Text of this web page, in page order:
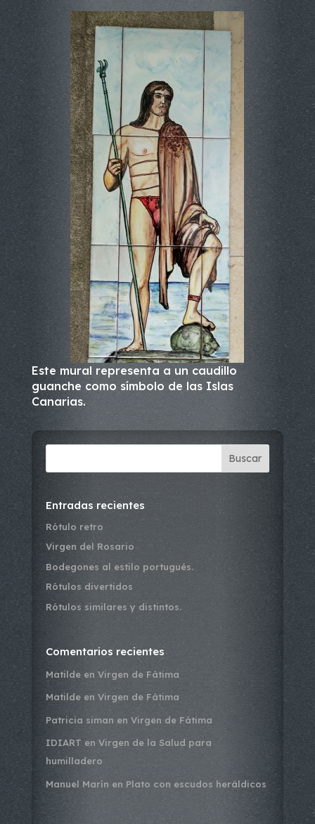
Este mural representa a un caudillo
guanche como símbolo de las Islas
Canarias.
Buscar
Entradas recientes
Rótulo retro
Virgen del Rosario
Bodegones al estilo portugués.
Rótulos divertidos
Rótulos similares y distintos.
Comentarios recientes
Matildeen Virgen de Fátima
Matildeen Virgen de Fátima
Patricia siman en Virgen de Fátima
IDIART en Virgen de la Salud para
humilladero
Manuel Marín en Plato con escudos heráldicos